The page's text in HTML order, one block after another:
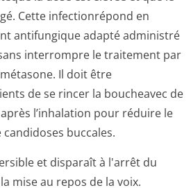
Cette infectionrépond en
antifungique adapté administré
interrompre le traitement par
Il doit être
de se rincer la boucheavec de
l’inhalation pour réduire le
buccales.
et disparaît à l'arrêt du
mise au repos de la voix.